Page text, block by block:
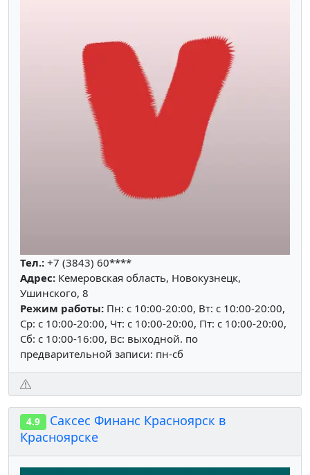
Тел.: +7 (3843) 60****
Адрес: Кемеровская область, Новокузнецк,
Ушинского, 8
Режим работы: Пн: c 10:00-20:00, Вт: c 10:00-20:00,
Ср: c 10:00-20:00, Чт: c 10:00-20:00, Пт: c 10:00-20:00,
Сб: c 10:00-16:00, Вс: выходной. по
предварительной записи: пн-сб
4.9
Саксес Финанс Красноярск в
Красноярске